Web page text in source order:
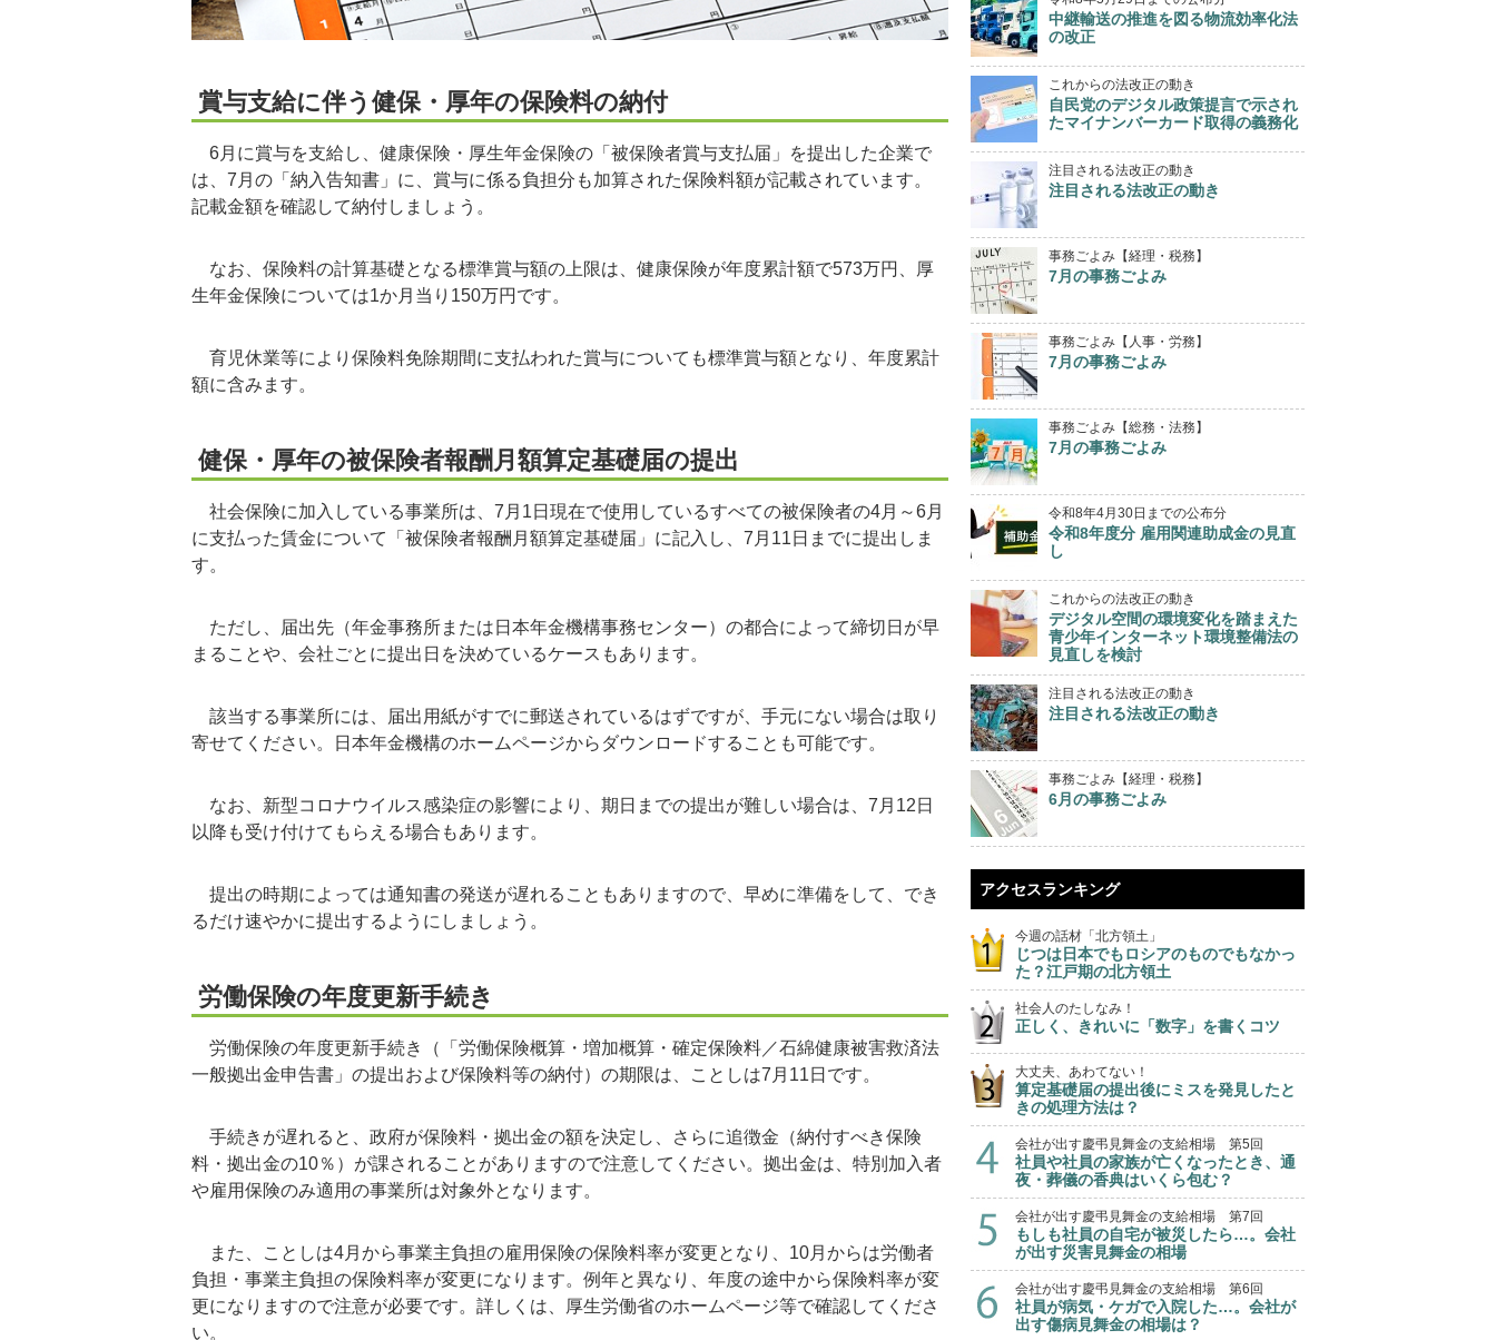
賞与支給に伴う健保・厚年の保険料の納付
6月に賞与を支給し、健康保険・厚生年金保険の「被保険者賞与支払届」を提出した企業で
は、7月の「納入告知書」に、賞与に係る負担分も加算された保険料額が記載されています。
記載金額を確認して納付しましょう。
なお、保険料の計算基礎となる標準賞与額の上限は、健康保険が年度累計額で573万円、厚
生年金保険については1か月当り150万円です。
育児休業等により保険料免除期間に支払われた賞与についても標準賞与額となり、年度累計
額に含みます。
健保・厚年の被保険者報酬月額算定基礎届の提出
社会保険に加入している事業所は、7月1日現在で使用しているすべての被保険者の4月～6月
に支払った賃金について「被保険者報酬月額算定基礎届」に記入し、7月11日までに提出しま
す。
ただし、届出先（年金事務所または日本年金機構事務センター）の都合によって締切日が早
まることや、会社ごとに提出日を決めているケースもあります。
該当する事業所には、届出用紙がすでに郵送されているはずですが、手元にない場合は取り
寄せてください。日本年金機構のホームページからダウンロードすることも可能です。
なお、新型コロナウイルス感染症の影響により、期日までの提出が難しい場合は、7月12日
以降も受け付けてもらえる場合もあります。
提出の時期によっては通知書の発送が遅れることもありますので、早めに準備をして、でき
るだけ速やかに提出するようにしましょう。
労働保険の年度更新手続き
労働保険の年度更新手続き（「労働保険概算・増加概算・確定保険料／石綿健康被害救済法
一般拠出金申告書」の提出および保険料等の納付）の期限は、ことしは7月11日です。
手続きが遅れると、政府が保険料・拠出金の額を決定し、さらに追徴金（納付すべき保険
料・拠出金の10％）が課されることがありますので注意してください。拠出金は、特別加入者
や雇用保険のみ適用の事業所は対象外となります。
また、ことしは4月から事業主負担の雇用保険の保険料率が変更となり、10月からは労働者
負担・事業主負担の保険料率が変更になります。例年と異なり、年度の途中から保険料率が変
更になりますので注意が必要です。詳しくは、厚生労働省のホームページ等で確認してくださ
い。
中継輸送の推進を図る物流効率化法
の改正
これからの法改正の動き
自民党のデジタル政策提言で示され
たマイナンバーカード取得の義務化
注目される法改正の動き
注目される法改正の動き
事務ごよみ【経理・税務】
7月の事務ごよみ
事務ごよみ【人事・労務】
7月の事務ごよみ
事務ごよみ【総務・法務】
7月の事務ごよみ
令和8年4月30日までの公布分
令和8年度分 雇用関連助成金の見直
し
これからの法改正の動き
デジタル空間の環境変化を踏まえた
青少年インターネット環境整備法の
見直しを検討
注目される法改正の動き
注目される法改正の動き
事務ごよみ【経理・税務】
6月の事務ごよみ
アクセスランキング
今週の話材「北方領土」
じつは日本でもロシアのものでもなかっ
た？江戸期の北方領土
社会人のたしなみ！
正しく、きれいに「数字」を書くコツ
大丈夫、あわてない！
算定基礎届の提出後にミスを発見したと
きの処理方法は？
会社が出す慶弔見舞金の支給相場 第5回
社員や社員の家族が亡くなったとき、通
夜・葬儀の香典はいくら包む？
会社が出す慶弔見舞金の支給相場 第7回
もしも社員の自宅が被災したら…。会社
が出す災害見舞金の相場
会社が出す慶弔見舞金の支給相場 第6回
社員が病気・ケガで入院した…。会社が
出す傷病見舞金の相場は？